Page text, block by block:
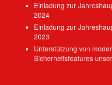
Einladung zur
2024
Einladung zur
2023
Unterstützung von
Sicherheitsfeatures